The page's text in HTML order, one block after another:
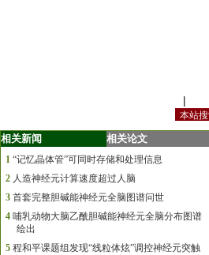
相关新闻 相关论文
1 “记忆晶体管”可同时存储和处理信息
2 人造神经元计算速度超过人脑
3 首套完整胆碱能神经元全脑图谱问世
4 哺乳动物大脑乙酰胆碱能神经元全脑分布图谱
绘出
5 程和平课题组发现“线粒体炫”调控神经元突触